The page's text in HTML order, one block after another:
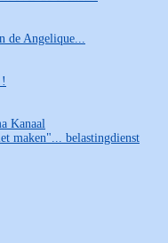
de Angelique...
Kanaal
maken"... belastingdienst